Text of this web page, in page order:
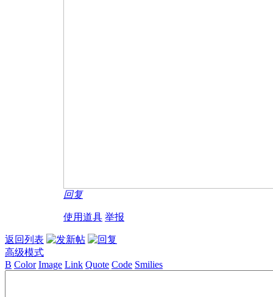
回复
使用道具 举报
返回列表
高级模式
B Color Image Link Quote Code Smilies